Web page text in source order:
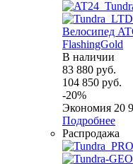
Велосипед
FlashingGold
В наличии
83 880 руб.
104 850 руб.
-20%
Экономия 20
Подробнее
Распродажа